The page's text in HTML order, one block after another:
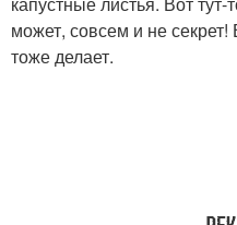
может, совсем и не
тоже делает.